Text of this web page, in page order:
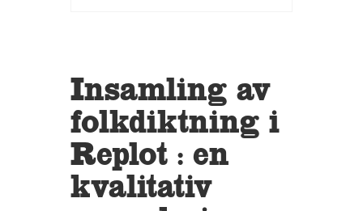
Insamling av
folkdiktning i
Replot : en
kvalitativ